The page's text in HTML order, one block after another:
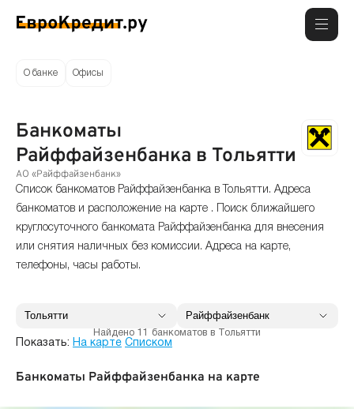
О банке Офисы
Банкоматы
Райффайзенбанка в Тольятти
АО «Райффайзенбанк»
Список банкоматов Райффайзенбанка в Тольятти. Адреса
банкоматов и расположение на карте . Поиск ближайшего
круглосуточного банкомата Райффайзенбанка для внесения
или снятия наличных без комиссии. Адреса на карте,
телефоны, часы работы.
Найдено 11 банкоматов в Тольятти
Показать: На карте Списком
Банкоматы Райффайзенбанка на карте